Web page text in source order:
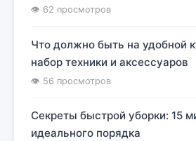
👁 62 просмотров
Что должно быть на удобной
набор техники и аксессуаров
👁 56 просмотров
Секреты быстрой уборки: 15
идеального порядка